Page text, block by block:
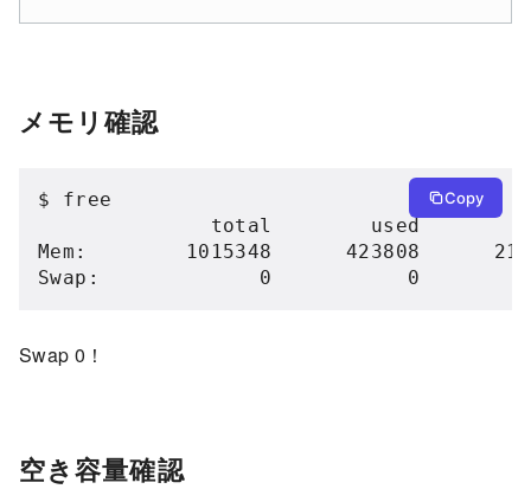
メモリ確認
$ free
total        used
Mem:        1015348      423808
Swap:             0           0
Copy
Swap 0！
空き容量確認